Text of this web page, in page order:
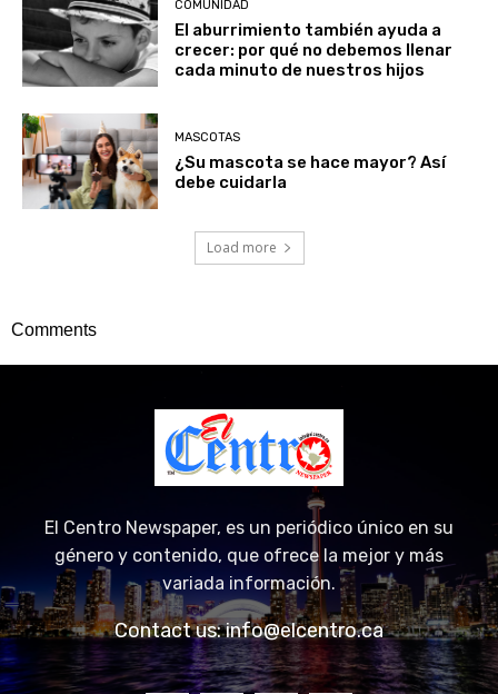
El aburrimiento también ayuda a
crecer: por qué no debemos llenar
cada minuto de nuestros hijos
¿Su mascota se hace mayor? Así
debe cuidarla
Load more
Comments
El Centro Newspaper, es un periódico único en su
género y contenido, que ofrece la mejor y más
variada información.
Contact us:info@elcentro.ca